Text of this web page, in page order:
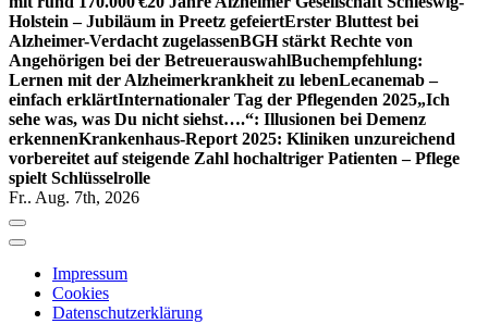
Holstein – Jubiläum in Preetz gefeiertErster Bluttest bei
Alzheimer-Verdacht zugelassenBGH stärkt Rechte von
Angehörigen bei der BetreuerauswahlBuchempfehlung:
Lernen mit der Alzheimerkrankheit zu lebenLecanemab –
einfach erklärtInternationaler Tag der Pflegenden 2025„Ich
sehe was, was Du nicht siehst….“: Illusionen bei Demenz
erkennenKrankenhaus-Report 2025: Kliniken unzureichend
vorbereitet auf steigende Zahl hochaltriger Patienten – Pflege
spielt Schlüsselrolle
Fr.. Aug. 7th, 2026
Impressum
Cookies
Datenschutzerklärung